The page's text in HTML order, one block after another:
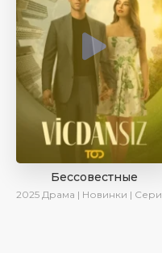
Бессовестные
2025 Драма | Новинки | Сериалы 2025